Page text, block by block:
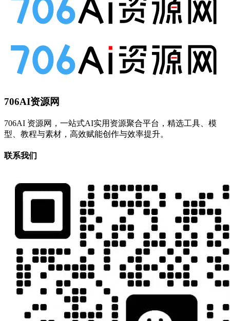
706AI资源网
706AI 资源网，一站式AI实用资源聚合平台，精选工具、模
型、教程与素材，高效赋能创作与效率提升。
联系我们